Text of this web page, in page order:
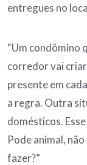
entregues no
“Um condômino
corredor vai
presente em
a regra. Outra
domésticos.
Pode animal,
fazer?”